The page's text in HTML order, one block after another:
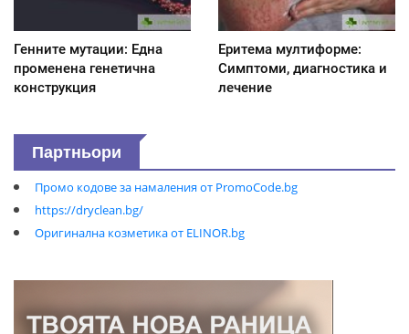
Генните мутации: Една
променена генетична
конструкция
Еритема мултиформе:
Симптоми, диагностика и
лечение
Партньори
Промо кодове за намаления от PromoCode.bg
https://dryclean.bg/
Оригинална козметика от ELINOR.bg